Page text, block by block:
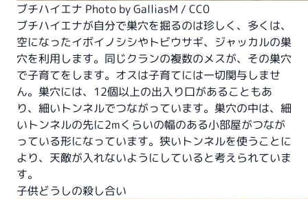
ブチハイエナ Photo byGalliasM / CC0
ブチハイエナが自分で巣穴を掘るのは珍しく、多くは、
空になったイボイノシシやトビウサギ、ジャッカルの巣
穴を利用します。同じクランの複数のメスが、その巣穴
で子育てをします。オスは子育てには一切関与しませ
ん。巣穴には、12個以上の出入り口があることもあ
り、細いトンネルでつながっています。巣穴の中は、細
いトンネルの先に2mくらいの幅のある小部屋がつなが
っている形になっています。狭いトンネルを使うことに
より、天敵が入れないようにしていると考えられていま
す。
子供どうしの殺し合い